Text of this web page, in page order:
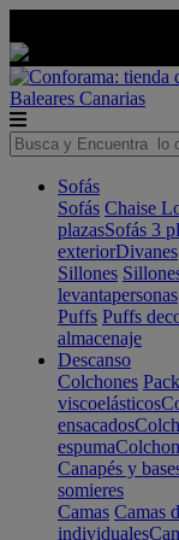
Baleares Canarias
Sofás
Sofás Chaise
plazasSofás 3
exteriorDivanes
Sillones
levantapersonas
Puffs Puffs
almacenaje
Descanso
Colchones
viscoelásticos
ensacados
espuma
Canapés y
somieres
Camas Camas
individuales